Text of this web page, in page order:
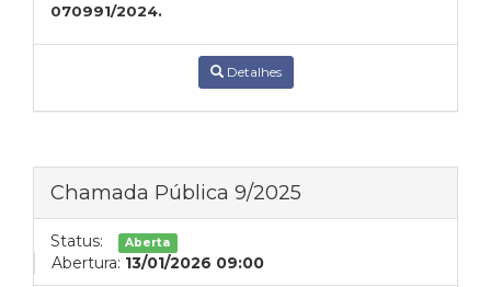
070991/2024.
Detalhes
Chamada Pública 9/2025
Status: Aberta
Abertura: 13/01/2026 09:00